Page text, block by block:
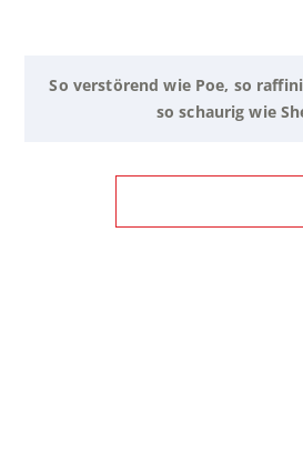
So verstörend wie Poe, so
so schaurig wie